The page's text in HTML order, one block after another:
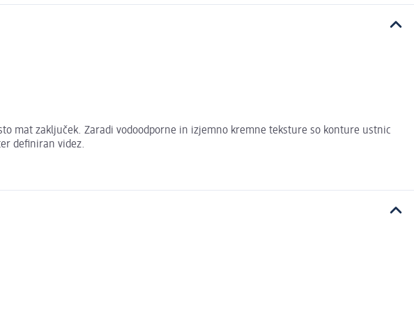
mat zaključek. Zaradi vodoodporne in izjemno kremne teksture so konture ustnic
definiran videz.